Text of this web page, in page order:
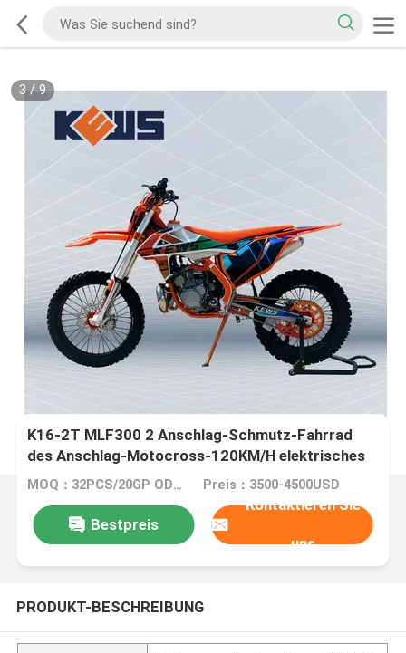
3/9
K16-2T MLF300 2 Anschlag-Schmutz-Fahrrad
des Anschlag-Motocross-120KM/H elektrisches
des Anfangs2
MOQ：32PCS/20GP ODER 105PCS/40HC Preis：3500-4500USD
Bestpreis
Kontaktieren Sie
uns
PRODUKT-BESCHREIBUNG